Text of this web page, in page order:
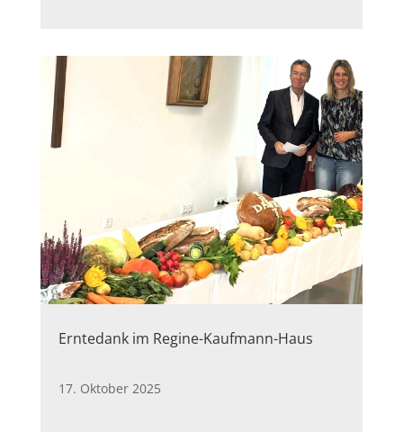
Erntedank im Regine-Kaufmann-Haus
17. Oktober 2025